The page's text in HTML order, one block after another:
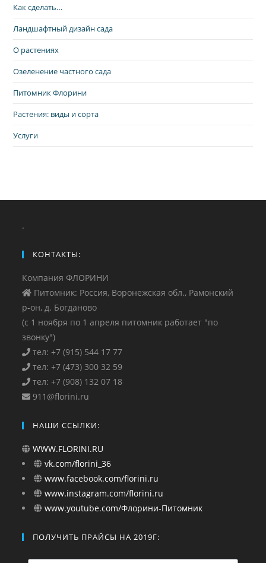
Как сделать…
Ландшафтный дизайн сада
О растениях
Озеленение частного сада
Питомник Флорини
Растения: виды и сорта
Услуги
.
КОНТАКТЫ:
Компания ФЛОРИНИ
Питомник: Россия, Воронежская обл., Рамонский
р-он, д. Богданово
(с 1 ноября по 1 апреля питомник работает "по
звонку")
тел: +7 (915) 544 17 77
тел: +7 (473) 300 32 59
тел: +7 (908) 132 07 18
911@florini.ru
НАШИ ССЫЛКИ:
WWW.FLORINI.RU
vk.com/florini_36
www.facebook.com/florini.ru
www.instagram.com/florini.ru
www.youtube.com/Флорини-Питомник
ПОЛУЧИТЬ ПРАЙСЫ НА 2019Г: